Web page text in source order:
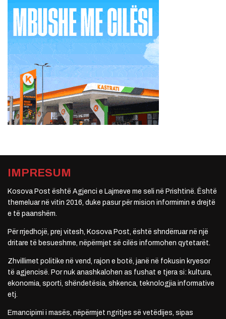
IMPRESUM
Kosova Post është Agjenci e Lajmeve me seli në Prishtinë. Është
themeluar në vitin 2016, duke pasur për mision informimin e drejtë
e të paanshëm.
Për rrjedhojë, prej vitesh, Kosova Post, është shndërruar në një
dritare të besueshme, nëpërmjet së cilës informohen qytetarët.
Zhvillimet politike në vend, rajon e botë, janë në fokusin kryesor
të agjencisë. Por nuk anashkalohen as fushat e tjera si: kultura,
ekonomia, sporti, shëndetësia, shkenca, teknologjia informative
etj.
Emancipimi i masës, nëpërmjet ngritjes së vetëdijes, sipas